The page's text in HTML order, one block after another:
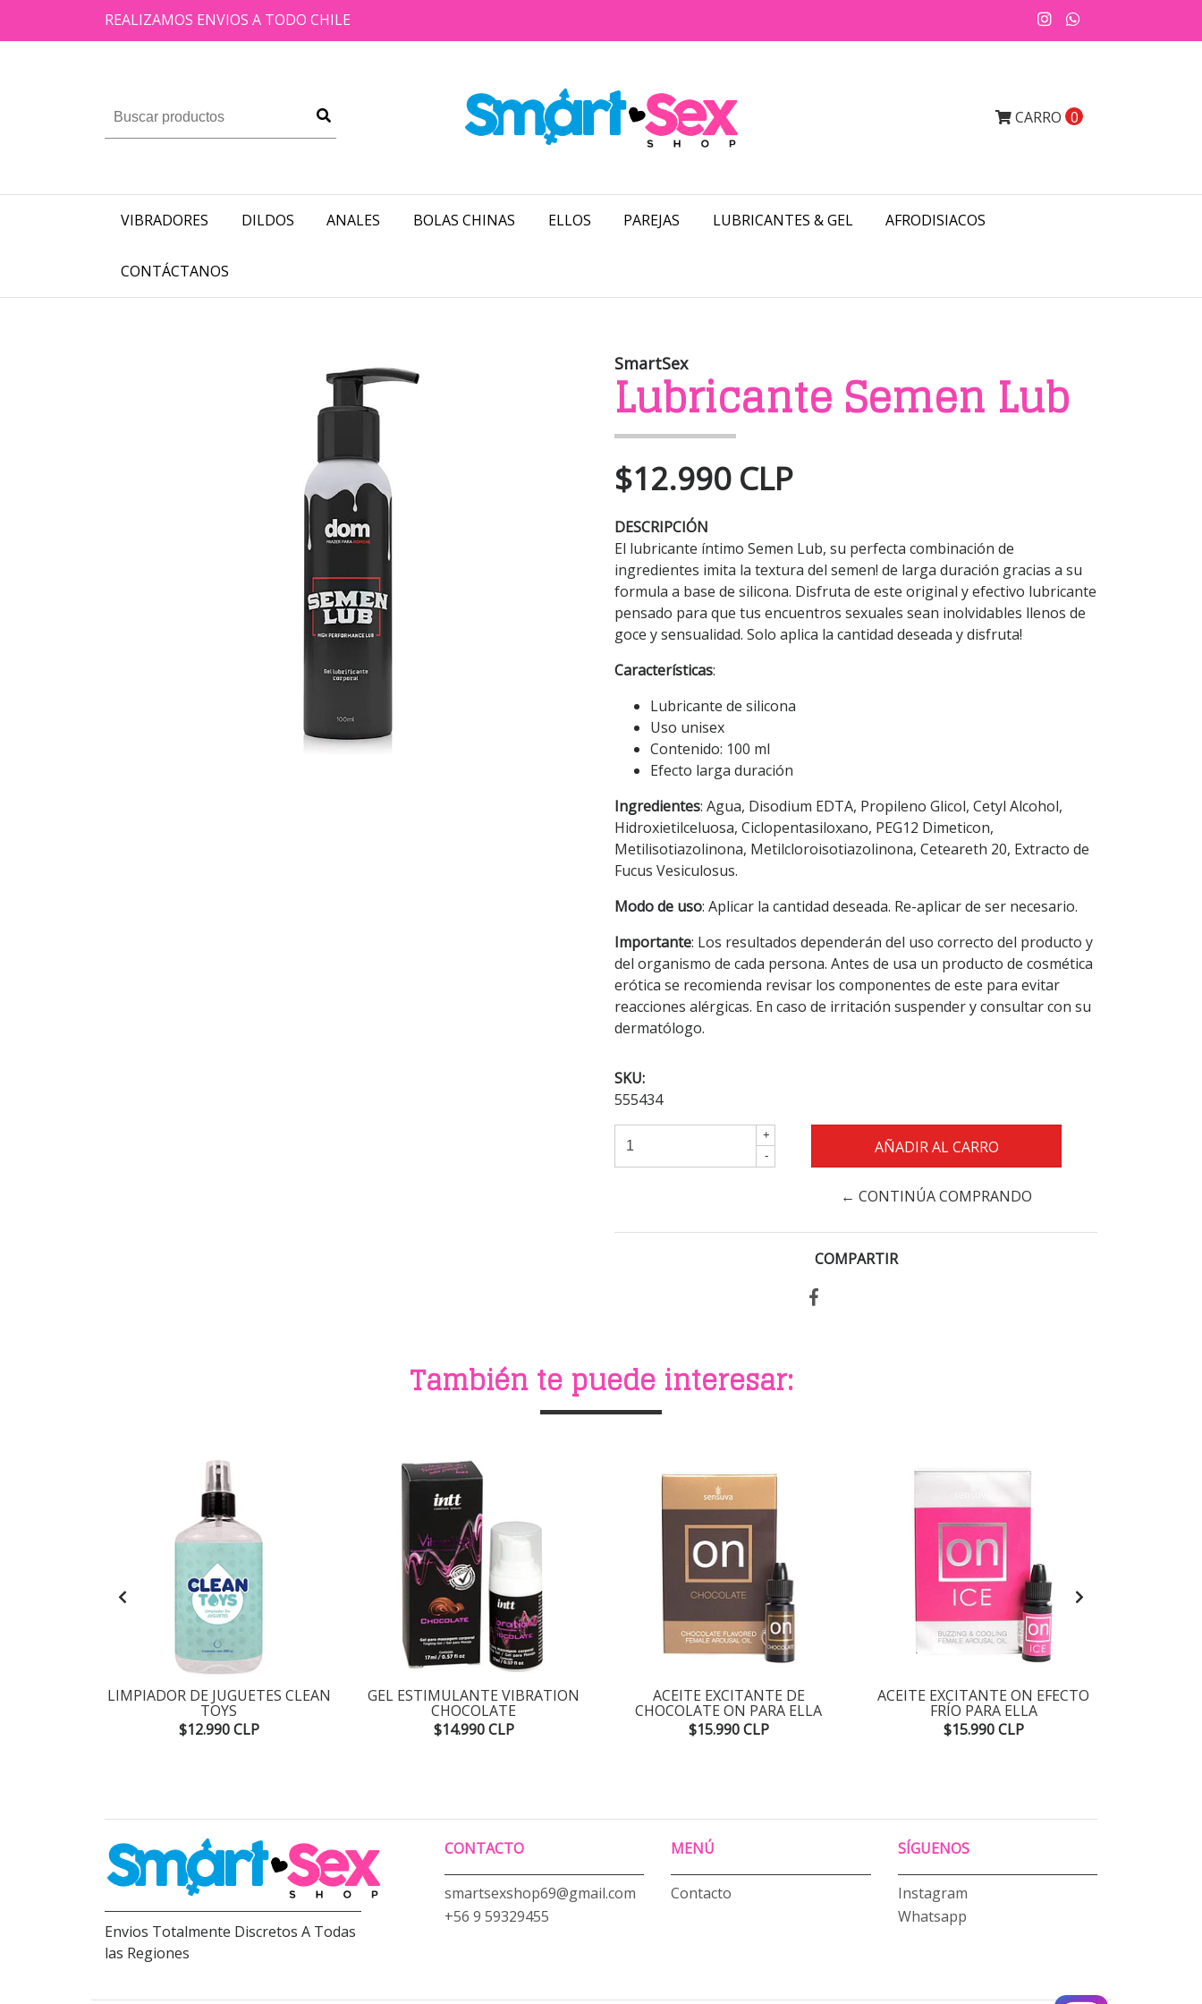
REALIZAMOS ENVIOS A TODO CHILE
CARRO 0
VIBRADORES DILDOS ANALES BOLAS CHINAS ELLOS PAREJAS LUBRICANTES & GEL AFRODISIACOS
CONTÁCTANOS
SmartSex
Lubricante Semen Lub
$12.990 CLP
DESCRIPCIÓN
El lubricante íntimo Semen Lub, su perfecta combinación de
ingredientes imita la textura del semen! de larga duración gracias a su
formula a base de silicona. Disfruta de este original y efectivo lubricante
pensado para que tus encuentros sexuales sean inolvidables llenos de
goce y sensualidad. Solo aplica la cantidad deseada y disfruta!
Características:
Lubricante de silicona
Uso unisex
Contenido: 100 ml
Efecto larga duración
Ingredientes: Agua, Disodium EDTA, Propileno Glicol, Cetyl Alcohol,
Hidroxietilceluosa, Ciclopentasiloxano, PEG12 Dimeticon,
Metilisotiazolinona, Metilcloroisotiazolinona, Ceteareth 20, Extracto de
Fucus Vesiculosus.
Modo de uso: Aplicar la cantidad deseada. Re-aplicar de ser necesario.
Importante: Los resultados dependerán del uso correcto del producto y
del organismo de cada persona. Antes de usa un producto de cosmética
erótica se recomienda revisar los componentes de este para evitar
reacciones alérgicas. En caso de irritación suspender y consultar con su
dermatólogo.
SKU:
555434
+
-
← CONTINÚA COMPRANDO
COMPARTIR
También te puede interesar:
LIMPIADOR DE JUGUETES CLEAN
TOYS
$12.990 CLP
GEL ESTIMULANTE VIBRATION
CHOCOLATE
$14.990 CLP
ACEITE EXCITANTE DE
CHOCOLATE ON PARA ELLA
$15.990 CLP
ACEITE EXCITANTE ON EFECTO
FRÍO PARA ELLA
$15.990 CLP
Envios Totalmente Discretos A Todas
las Regiones
CONTACTO
smartsexshop69@gmail.com
+56 9 59329455
MENÚ
Contacto
SÍGUENOS
Instagram
Whatsapp